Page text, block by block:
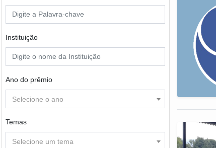
Instituição
Ano do prêmio
Selecione o ano
Temas
Selecione um tema